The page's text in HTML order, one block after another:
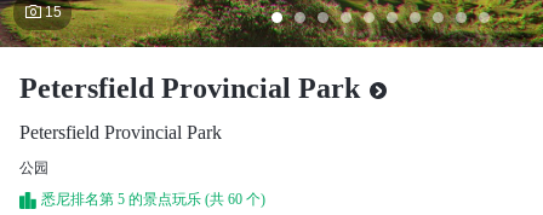
15
Petersfield Provincial Park
Petersfield Provincial Park
公园
悉尼排名第 5 的景点玩乐 (共 60 个)